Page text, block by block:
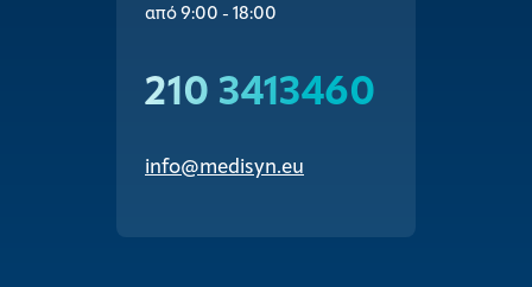
από 9:00 - 18:00
210 3413460
info@medisyn.eu